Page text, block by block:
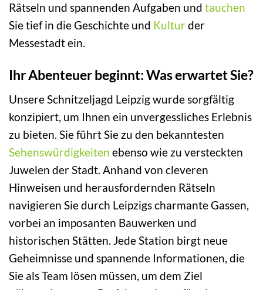
Rätseln und spannenden Aufgaben und tauchen
Sie tief in die Geschichte und Kulturder
Messestadt ein.
Ihr Abenteuer beginnt: Was erwartet Sie?
Unsere Schnitzeljagd Leipzig wurde sorgfältig
konzipiert, um Ihnen ein unvergessliches Erlebnis
zu bieten. Sie führt Sie zu den bekanntesten
Sehenswürdigkeiten ebenso wie zu versteckten
Juwelen der Stadt. Anhand von cleveren
Hinweisen und herausfordernden Rätseln
navigieren Sie durch Leipzigs charmante Gassen,
vorbei an imposanten Bauwerken und
historischen Stätten. Jede Station birgt neue
Geheimnisse und spannende Informationen, die
Sie als Team lösen müssen, um dem Ziel